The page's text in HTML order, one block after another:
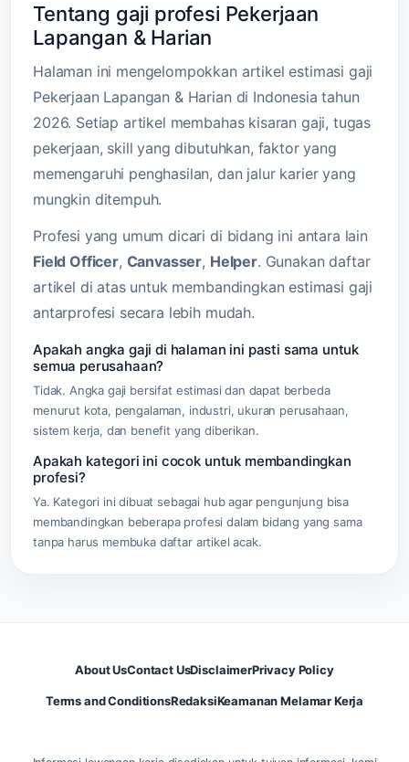
Tentang gaji profesi Pekerjaan
Lapangan & Harian
Halaman ini mengelompokkan artikel estimasi gaji
Pekerjaan Lapangan & Harian di Indonesia tahun
2026. Setiap artikel membahas kisaran gaji, tugas
pekerjaan, skill yang dibutuhkan, faktor yang
memengaruhi penghasilan, dan jalur karier yang
mungkin ditempuh.
Profesi yang umum dicari di bidang ini antara lain
Field Officer, Canvasser, Helper. Gunakan daftar
artikel di atas untuk membandingkan estimasi gaji
antarprofesi secara lebih mudah.
Apakah angka gaji di halaman ini pasti sama untuk
semua perusahaan?
Tidak. Angka gaji bersifat estimasi dan dapat berbeda
menurut kota, pengalaman, industri, ukuran perusahaan,
sistem kerja, dan benefit yang diberikan.
Apakah kategori ini cocok untuk membandingkan
profesi?
Ya. Kategori ini dibuat sebagai hub agar pengunjung bisa
membandingkan beberapa profesi dalam bidang yang sama
tanpa harus membuka daftar artikel acak.
About UsContact UsDisclaimerPrivacy Policy
Terms and ConditionsRedaksiKeamanan Melamar Kerja